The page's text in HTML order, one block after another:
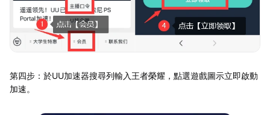
第四步：於UU加速器搜尋列輸入王者榮耀，點選遊戲圖示立即啟動
加速。